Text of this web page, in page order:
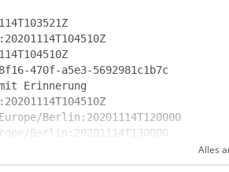
CREATED:20201114T103521Z
LAST-MODIFIED:20201114T104510Z
DTSTAMP:20201114T104510Z
UID:48702a24-8f16-470f-a5e3-5692981c1b7c
X-MOZ-LASTACK:20201114T104510Z
DTSTART;TZID=Europe/Berlin:20201114T120000
X-MOZ-GENERATION:1
Alles